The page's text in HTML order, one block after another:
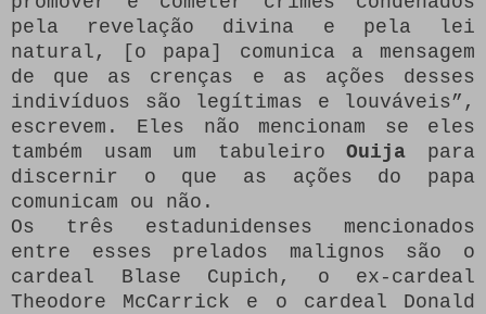
pela revelação divina e pela lei
natural, [o papa] comunica a mensagem
de que as crenças e as ações desses
indivíduos são legítimas e louváveis”,
escrevem. Eles não mencionam se eles
também usam um tabuleiroOuija para
discernir o que as ações do papa
comunicam ou não.
Os três estadunidenses mencionados
entre esses prelados malignos são o
cardeal Blase Cupich, o ex-cardeal
Theodore McCarrick e o cardeal Donald